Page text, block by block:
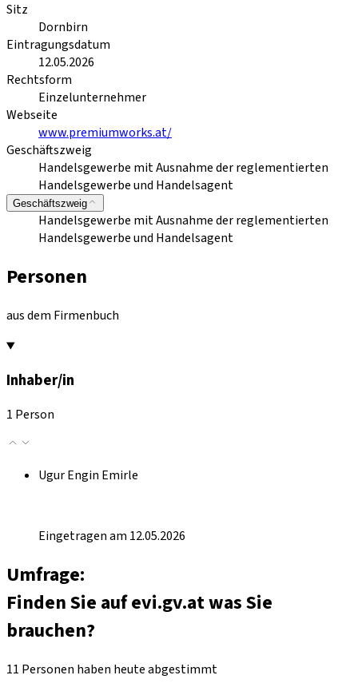
Sitz
Dornbirn
Eintragungsdatum
12.05.2026
Rechtsform
Einzelunternehmer
Webseite
www.premiumworks.at/
Geschäftszweig
Handelsgewerbe mit Ausnahme der reglementierten
Handelsgewerbe und Handelsagent
Geschäftszweig
Handelsgewerbe mit Ausnahme der reglementierten
Handelsgewerbe und Handelsagent
Personen
aus dem Firmenbuch
Inhaber/in
1 Person
Ugur Engin Emirle
Eingetragen am 12.05.2026
Umfrage:
Finden Sie auf evi.gv.at was Sie
brauchen?
11 Personen haben heute abgestimmt